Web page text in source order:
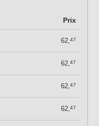
Prix
62,47
62,47
62,47
62,47